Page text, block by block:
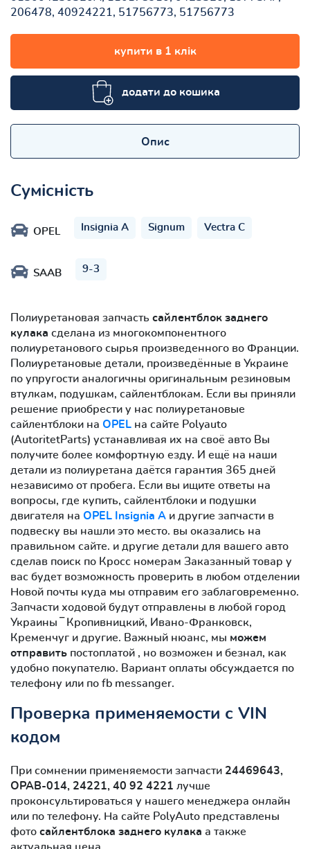
206478, 40924221, 51756773, 51756773
купити в 1 клік
додати до кошика
Опис
Сумісність
OPEL Insignia A Signum Vectra C
SAAB 9-3
Полиуретановая запчасть сайлентблок заднего
кулака сделана из многокомпонентного
полиуретанового сырья произведенного во Франции.
Полиуретановые детали, произведённые в Украине
по упругости аналогичны оригинальным резиновым
втулкам, подушкам, сайлентблокам. Если вы приняли
решение приобрести у нас полиуретановые
сайлентблоки на OPEL на сайте Polyauto
(AutoritetParts) устанавливая их на своё авто Вы
получите более комфортную езду. И ещё на наши
детали из полиуретана даётся гарантия 365 дней
независимо от пробега. Если вы ищите ответы на
вопросы, где купить, сайлентблоки и подушки
двигателя на OPEL Insignia A и другие запчасти в
подвеску вы нашли это место. вы оказались на
правильном сайте. и другие детали для вашего авто
сделав поиск по Кросс номерам Заказанный товар у
вас будет возможность проверить в любом отделении
Новой почты куда мы отправим его заблаговременно.
Запчасти ходовой будут отправлены в любой город
Украины ‾ Кропивницкий, Ивано-Франковск,
Кременчуг и другие. Важный нюанс, мы можем
отправить постоплатой , но возможен и безнал, как
удобно покупателю. Вариант оплаты обсуждается по
телефону или по fb messanger.
Проверка применяемости с VIN
кодом
При сомнении применяемости запчасти 24469643,
OPAB-014, 24221, 40 92 4221 лучше
проконсультироваться у нашего менеджера онлайн
или по телефону. На сайте PolyAuto представлены
фото сайлентблокa заднего кулака а также
актуальная цена